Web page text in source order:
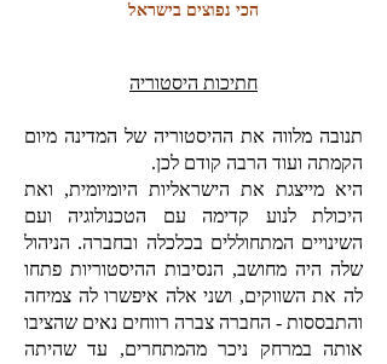
הכי נפוצים בישראל
חתיכות היסטוריה
תנובה מלווה את ההיסטוריה של המדינה מיום
הקמתה ועוד הרבה קודם לכן.
היא מייצגת את הישראליות היומיומית, ואת
היכולת לנוע קדימה עם הטכנולוגיה ועם
השינויים המתחוללים בכלכלה ובחברה. הניהול
שלה היה מחושב, הנסיבות ההיסטוריות פתחו
לה את השווקים, ושני אלה איפשרו לה צמיחה
והתבססות - החברה צברה רווחים נאים שהציבו
אותה במרחק ניכר מהמתחרים, עד שהיתה